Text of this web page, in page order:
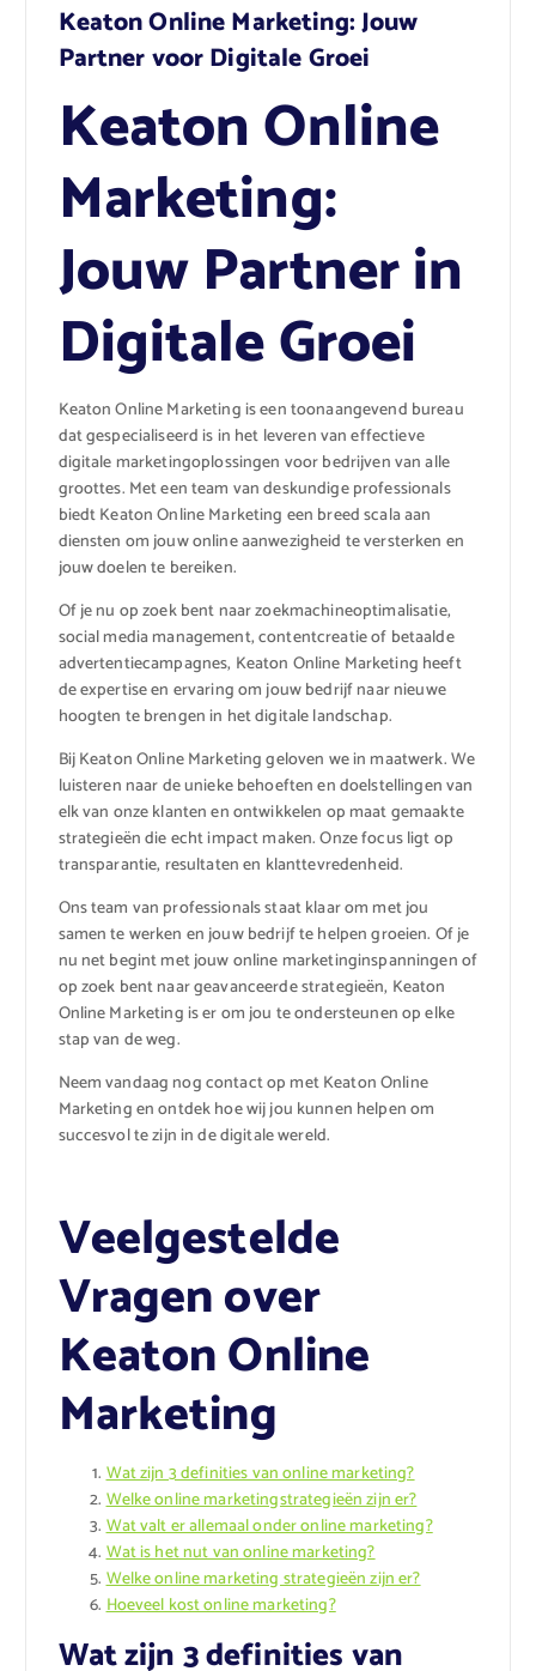
Keaton Online Marketing: Jouw
Partner voor Digitale Groei
Keaton Online
Marketing:
Jouw Partner in
Digitale Groei
Keaton Online Marketing is een toonaangevend bureau
dat gespecialiseerd is in het leveren van effectieve
digitale marketingoplossingen voor bedrijven van alle
groottes. Met een team van deskundige professionals
biedt Keaton Online Marketing een breed scala aan
diensten om jouw online aanwezigheid te versterken en
jouw doelen te bereiken.
Of je nu op zoek bent naar zoekmachineoptimalisatie,
social media management, contentcreatie of betaalde
advertentiecampagnes, Keaton Online Marketing heeft
de expertise en ervaring om jouw bedrijf naar nieuwe
hoogten te brengen in het digitale landschap.
Bij Keaton Online Marketing geloven we in maatwerk. We
luisteren naar de unieke behoeften en doelstellingen van
elk van onze klanten en ontwikkelen op maat gemaakte
strategieën die echt impact maken. Onze focus ligt op
transparantie, resultaten en klanttevredenheid.
Ons team van professionals staat klaar om met jou
samen te werken en jouw bedrijf te helpen groeien. Of je
nu net begint met jouw online marketinginspanningen of
op zoek bent naar geavanceerde strategieën, Keaton
Online Marketing is er om jou te ondersteunen op elke
stap van de weg.
Neem vandaag nog contact op met Keaton Online
Marketing en ontdek hoe wij jou kunnen helpen om
succesvol te zijn in de digitale wereld.
Veelgestelde
Vragen over
Keaton Online
Marketing
Wat zijn 3 definities van online marketing?
Welke online marketingstrategieën zijn er?
Wat valt er allemaal onder online marketing?
Wat is het nut van online marketing?
Welke online marketing strategieën zijn er?
Hoeveel kost online marketing?
Wat zijn 3 definities van